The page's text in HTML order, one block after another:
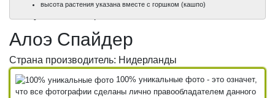
100%
100%
высота растения указана вместе с горшком (кашпо)
Алоэ Спайдер
Страна производитель: Нидерланды
100% уникальные фото - это означет,
что все фотографии сделаны лично правообладателем данного